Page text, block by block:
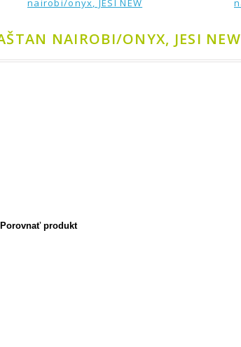
NAIROBI/ONYX, JESI NEW
Porovnať produkt